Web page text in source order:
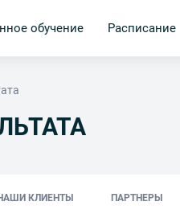
обучение Расписание
КЛИЕНТЫ ПАРТНЕРЫ